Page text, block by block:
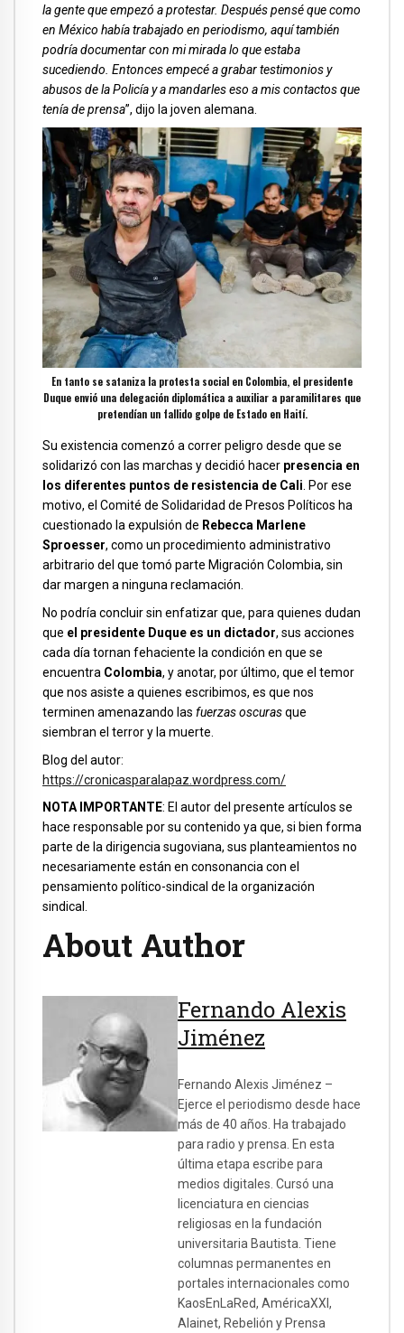
la gente que empezó a protestar. Después pensé que como
en México había trabajado en periodismo, aquí también
podría documentar con mi mirada lo que estaba
sucediendo. Entonces empecé a grabar testimonios y
abusos de la Policía y a mandarles eso a mis contactos que
tenía de prensa”, dijo la joven alemana.
En tanto se sataniza la protesta social en Colombia, el presidente
Duque envió una delegación diplomática a auxiliar a paramilitares que
pretendían un fallido golpe de Estado en Haití.
Su existencia comenzó a correr peligro desde que se
solidarizó con las marchas y decidió hacer presencia en
los diferentes puntos de resistencia de Cali. Por ese
motivo, el Comité de Solidaridad de Presos Políticos ha
cuestionado la expulsión de Rebecca Marlene
Sproesser, como un procedimiento administrativo
arbitrario del que tomó parte Migración Colombia, sin
dar margen a ninguna reclamación.
No podría concluir sin enfatizar que, para quienes dudan
que el presidente Duque es un dictador, sus acciones
cada día tornan fehaciente la condición en que se
encuentra Colombia, y anotar, por último, que el temor
que nos asiste a quienes escribimos, es que nos
terminen amenazando las fuerzas oscurasque
siembran el terror y la muerte.
Blog del autor:
https://cronicasparalapaz.wordpress.com/
NOTA IMPORTANTE: El autor del presente artículos se
hace responsable por su contenido ya que, si bien forma
parte de la dirigencia sugoviana, sus planteamientos no
necesariamente están en consonancia con el
pensamiento político-sindical de la organización
sindical.
About Author
Fernando Alexis
Jiménez
Fernando Alexis Jiménez –
Ejerce el periodismo desde hace
más de 40 años. Ha trabajado
para radio y prensa. En esta
última etapa escribe para
medios digitales. Cursó una
licenciatura en ciencias
religiosas en la fundación
universitaria Bautista. Tiene
columnas permanentes en
portales internacionales como
KaosEnLaRed, AméricaXXI,
Alainet, Rebelión y Prensa